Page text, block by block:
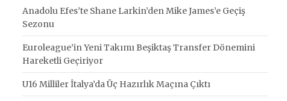
Anadolu Efes’te Shane Larkin’den Mike James’e Geçiş
Sezonu
Euroleague’in Yeni Takımı Beşiktaş Transfer Dönemini
Hareketli Geçiriyor
U16 Milliler İtalya’da Üç Hazırlık Maçına Çıktı